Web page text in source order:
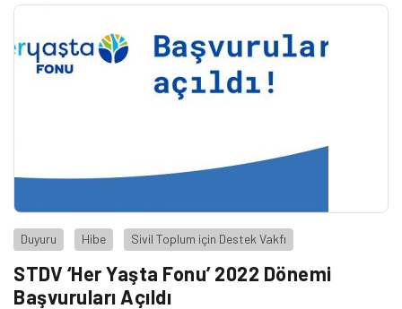
Duyuru Hibe Sivil Toplum için Destek Vakfı
STDV ‘Her Yaşta Fonu’ 2022 Dönemi
Başvuruları Açıldı